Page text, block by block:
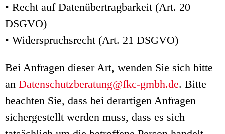
• Recht auf Datenübertragbarkeit (Art. 20
DSGVO)
• Widerspruchsrecht (Art. 21 DSGVO)
Bei Anfragen dieser Art, wenden Sie sich bitte
an Datenschutzberatung@fkc-gmbh.de. Bitte
beachten Sie, dass bei derartigen Anfragen
sichergestellt werden muss, dass es sich